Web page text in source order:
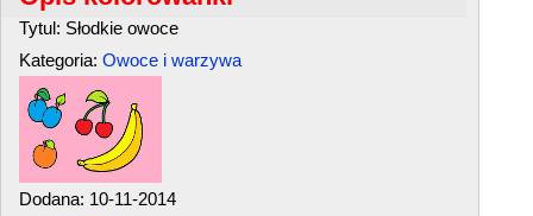
Tytul: Słodkie owoce
Kategoria: Owoce i warzywa
Dodana: 10-11-2014